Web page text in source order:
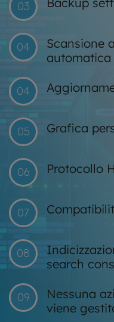
03
04
Scansione
automatica
04
05 Grafica
06 Protocollo
07
08
search
09
Nessuna
viene